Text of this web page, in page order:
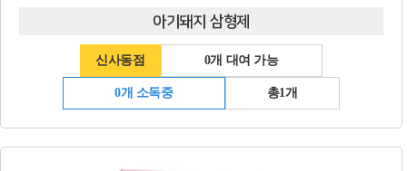
아기돼지 삼형제
신사동점 0개 대여 가능
0개 소독중 총1개